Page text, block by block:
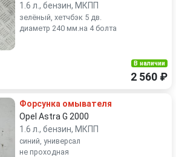
1.6 л., бензин, МКПП
зелёный, хетчбэк 5 дв.
диаметр 240 мм.на 4 болта
В наличии
2 560 ₽
Форсунка омывателя
Opel Astra G 2000
1.6 л., бензин, МКПП
синий, универсал
не проходная